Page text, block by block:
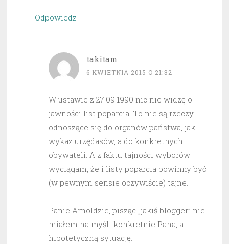
Odpowiedz
takitam
6 KWIETNIA 2015 O 21:32
W ustawie z 27.09.1990 nic nie widzę o
jawności list poparcia. To nie są rzeczy
odnoszące się do organów państwa, jak
wykaz urzędasów, a do konkretnych
obywateli. A z faktu tajności wyborów
wyciągam, że i listy poparcia powinny być
(w pewnym sensie oczywiście) tajne.
Panie Arnoldzie, pisząc „jakiś blogger” nie
miałem na myśli konkretnie Pana, a
hipotetyczną sytuację.